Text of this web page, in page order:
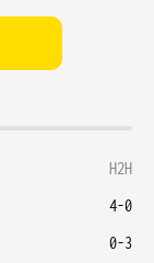
H2H
4-0
0-3